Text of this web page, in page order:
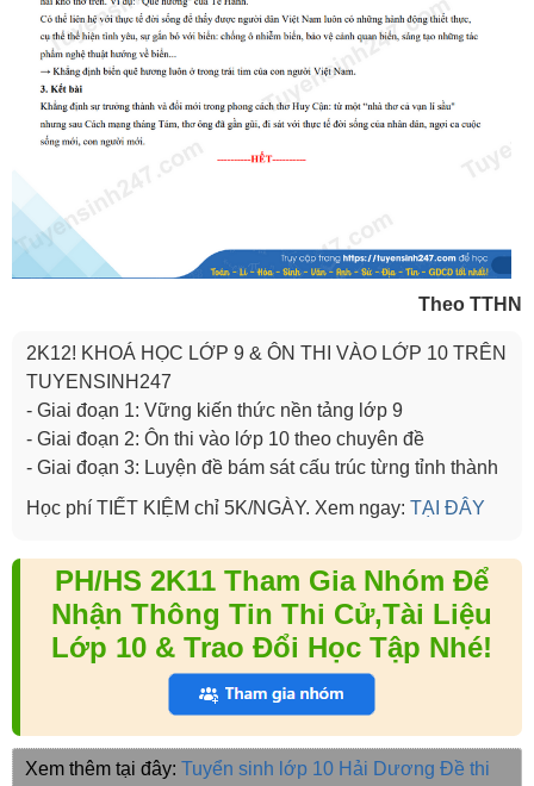
Theo TTHN
2K12! KHOÁ HỌC LỚP 9 & ÔN THI VÀO LỚP 10 TRÊN
TUYENSINH247
- Giai đoạn 1: Vững kiến thức nền tảng lớp 9
- Giai đoạn 2: Ôn thi vào lớp 10 theo chuyên đề
- Giai đoạn 3: Luyện đề bám sát cấu trúc từng tỉnh thành
Học phí TIẾT KIỆM chỉ 5K/NGÀY. Xem ngay: TẠI ĐÂY
PH/HS 2K11 Tham Gia Nhóm Để
Nhận Thông Tin Thi Cử,Tài Liệu
Lớp 10 & Trao Đổi Học Tập Nhé!
Xem thêm tại đây: Tuyển sinh lớp 10 Hải Dương Đề thi